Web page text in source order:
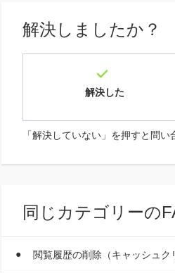
解決しましたか？
解決した
「解決していない」を押すと問い
同じカテゴリーの
閲覧履歴の削除（キャッシュク